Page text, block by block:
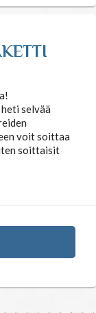
selvää
voit soittaa
soittaisit